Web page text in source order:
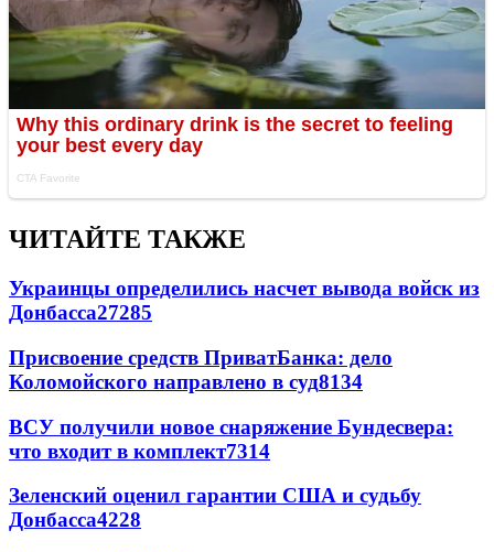
ЧИТАЙТЕ ТАКЖЕ
Украинцы определились насчет вывода войск из
Донбасса27285
Присвоение средств ПриватБанка: дело
Коломойского направлено в суд8134
ВСУ получили новое снаряжение Бундесвера:
что входит в комплект7314
Зеленский оценил гарантии США и судьбу
Донбасса4228